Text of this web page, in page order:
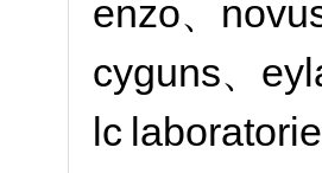
enzo、
cyguns、
lc